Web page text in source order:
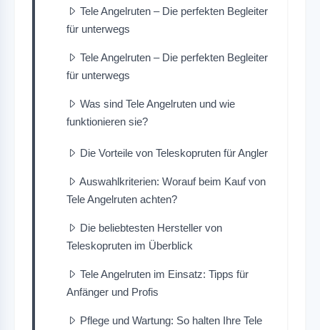
Tele Angelruten – Die perfekten Begleiter
für unterwegs
Tele Angelruten – Die perfekten Begleiter
für unterwegs
Was sind Tele Angelruten und wie
funktionieren sie?
Die Vorteile von Teleskopruten für Angler
Auswahlkriterien: Worauf beim Kauf von
Tele Angelruten achten?
Die beliebtesten Hersteller von
Teleskopruten im Überblick
Tele Angelruten im Einsatz: Tipps für
Anfänger und Profis
Pflege und Wartung: So halten Ihre Tele